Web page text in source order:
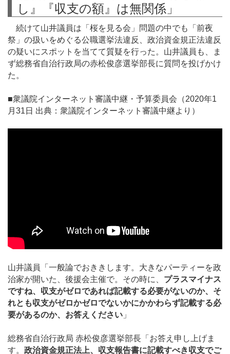
し』『収支の額』は無関係」
続けて山井議員は「桜を見る会」問題の中でも「前夜
祭」の扱いをめぐる公職選挙法違反、政治資金規正法違反
の疑いにスポットを当てて質疑を行った。山井議員も、ま
ず総務省自治行政局の赤松俊彦選挙部長に質問を投げかけ
た。
■衆議院インターネット審議中継・予算委員会（2020年1
月31日 出典：衆議院インターネット審議中継より）
山井議員「一般論でおききします。大きなパーティーを政
治家が開いた、後援会主催で。その時に、 プラスマイナス
ですね、収支がゼロであれば記載する必要がないのか、そ
れとも収支がゼロかゼロでないかにかかわらず記載する必
要があるのか、お答えください 」
総務省自治行政局 赤松俊彦選挙部長「お答え申し上げま
す。 政治資金規正法上、収支報告書に記載すべき収支でご